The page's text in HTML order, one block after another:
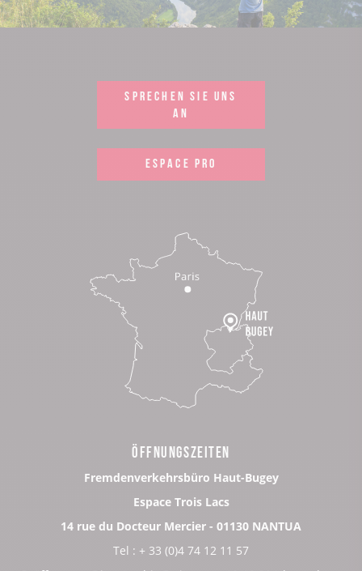
SPRECHEN SIE UNS
AN
ESPACE PRO
ÖFFNUNGSZEITEN
Fremdenverkehrsbüro Haut-Bugey
Espace Trois Lacs
14 rue du Docteur Mercier - 01130 NANTUA
Tel : + 33 (0)4 74 12 11 57